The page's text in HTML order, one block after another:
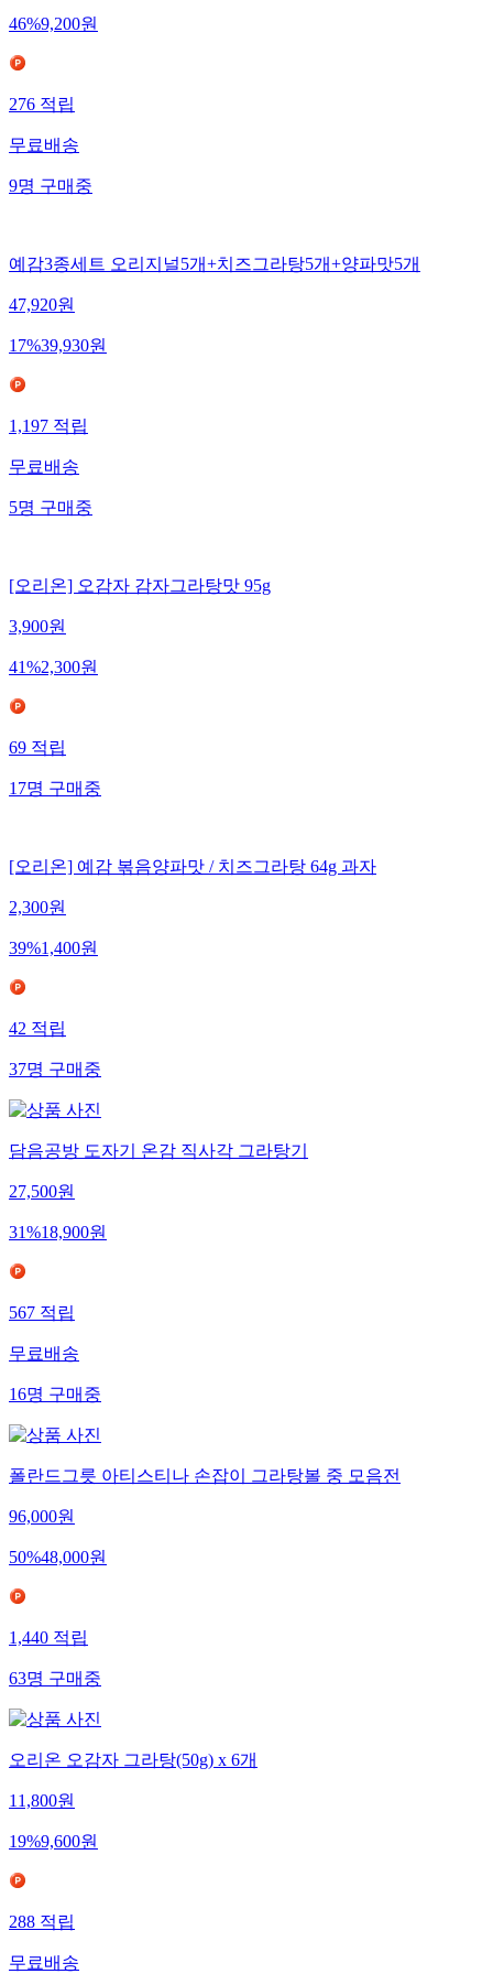
46%9,200원
276 적립
무료배송
9명 구매중
예감3종세트 오리지널5개+치즈그라탕5개+양파맛5개
47,920원
17%39,930원
1,197적립
무료배송
5명구매중
[오리온] 오감자 감자그라탕맛 95g
3,900원
41%2,300원
69적립
17명구매중
[오리온] 예감 볶음양파맛 / 치즈그라탕 64g 과자
2,300원
39%1,400원
42적립
37명구매중
담음공방 도자기 온감 직사각 그라탕기
27,500원
31%18,900원
567적립
무료배송
16명구매중
폴란드그릇 아티스티나 손잡이 그라탕볼 중 모음전
96,000원
50%48,000원
1,440적립
63명구매중
오리온 오감자 그라탕(50g) x 6개
11,800원
19%9,600원
288적립
무료배송